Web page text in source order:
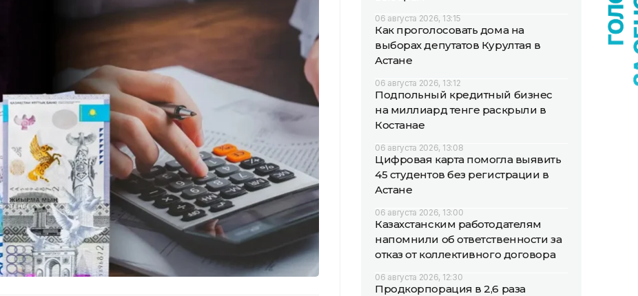
06 августа 2026, 13:15
Как проголосовать дома на
выборах депутатов Курултая в
Астане
06 августа 2026, 13:12
Подпольный кредитный бизнес
на миллиард тенге раскрыли в
Костанае
06 августа 2026, 13:08
Цифровая карта помогла выявить
45 студентов без регистрации в
Астане
06 августа 2026, 13:00
Казахстанским работодателям
напомнили об ответственности за
отказ от коллективного договора
06 августа 2026, 12:30
Продкорпорация в 2,6 раза